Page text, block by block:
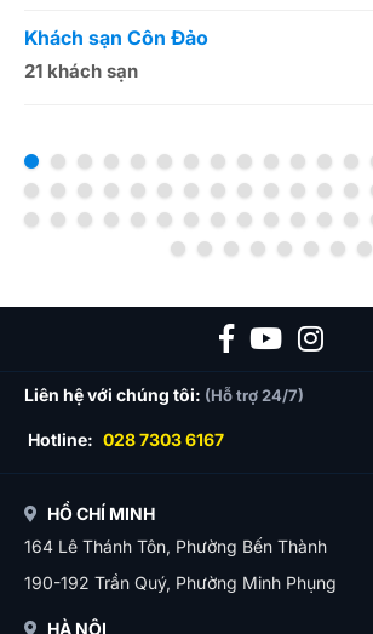
Khách sạn Côn Đảo
21 khách sạn
Liên hệ với chúng tôi: (Hỗ trợ 24/7)
Hotline: 028 7303 6167
HỒ CHÍ MINH
164 Lê Thánh Tôn, Phường Bến Thành
190-192 Trần Quý, Phường Minh Phụng
HÀ NỘI